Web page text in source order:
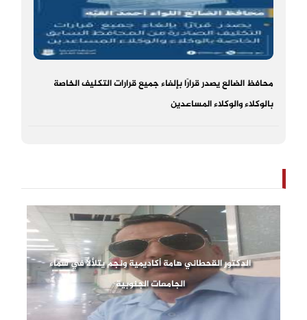
محافظ الضالع يصدر قرارًا بإلغاء جميع قرارات التكليف الخاصة
بالوكلاء والوكلاء المساعدين
الدكتور القحطاني هامة أكاديمية ونجم يتلألأ في سماء
الجامعات الجنوبية